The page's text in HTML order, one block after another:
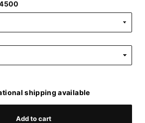
shipping available
Add to cart